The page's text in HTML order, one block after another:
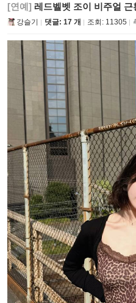
[연예] 레드벨벳 조이 비주얼 근
강슬기 댓글: 17 개 조회: 11305